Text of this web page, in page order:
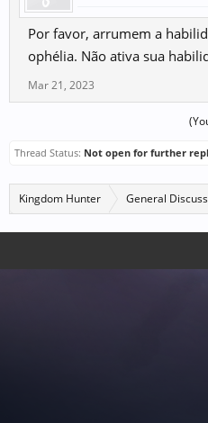
Por favor, arrumem a
ophélia. Não ativa sua
Mar 21, 2023
Thread Status: Not open for further
Kingdom Hunter General